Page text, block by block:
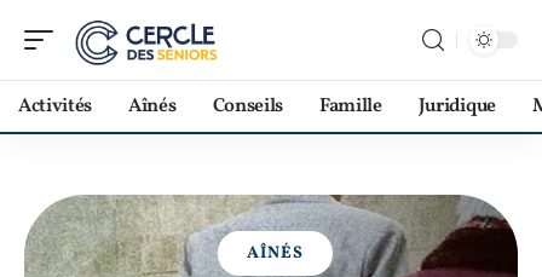
Activités Aînés Conseils Famille Juridique
AÎNÉS